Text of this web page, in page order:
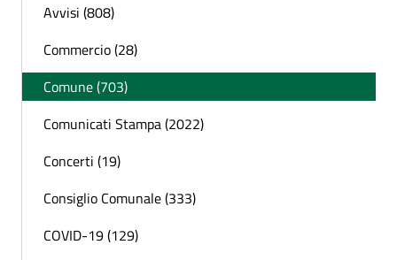
Avvisi (808)
Commercio (28)
Comune (703)
Comunicati Stampa (2022)
Concerti (19)
Consiglio Comunale (333)
COVID-19 (129)